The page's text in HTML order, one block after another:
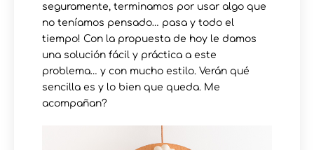
seguramente, terminamos por usar algo que
no teníamos pensado… pasa y todo el
tiempo! Con la propuesta de hoy le damos
una solución fácil y práctica a este
problema… y con mucho estilo. Verán qué
sencilla es y lo bien que queda. Me
acompañan?